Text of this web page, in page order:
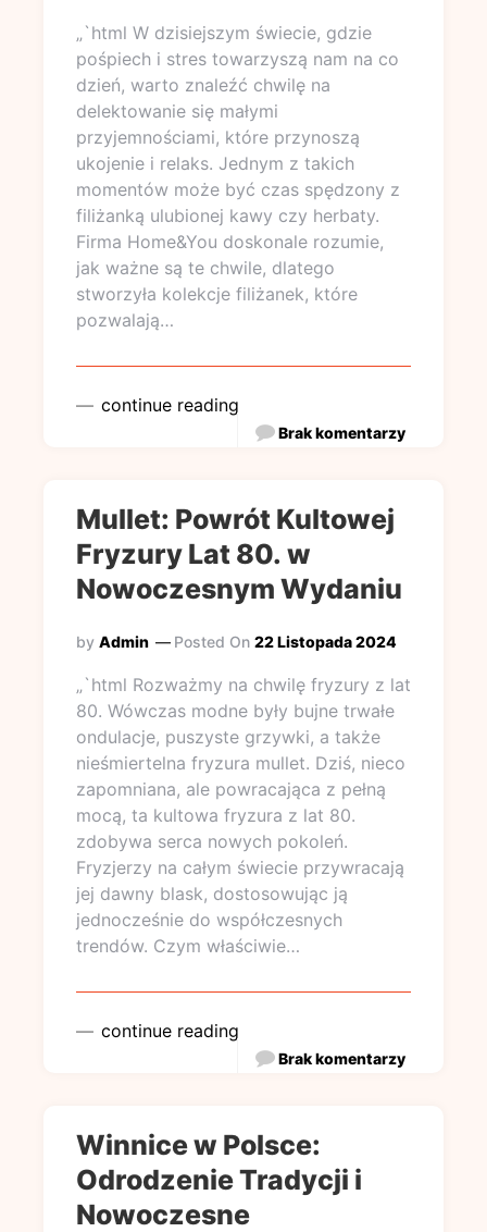
„`html W dzisiejszym świecie, gdzie
pośpiech i stres towarzyszą nam na co
dzień, warto znaleźć chwilę na
delektowanie się małymi
przyjemnościami, które przynoszą
ukojenie i relaks. Jednym z takich
momentów może być czas spędzony z
filiżanką ulubionej kawy czy herbaty.
Firma Home&You doskonale rozumie,
jak ważne są te chwile, dlatego
stworzyła kolekcje filiżanek, które
pozwalają…
continue reading
Brak komentarzy
Mullet: Powrót Kultowej
Fryzury Lat 80. w
Nowoczesnym Wydaniu
by Admin Posted On 22 Listopada 2024
„`html Rozważmy na chwilę fryzury z lat
80. Wówczas modne były bujne trwałe
ondulacje, puszyste grzywki, a także
nieśmiertelna fryzura mullet. Dziś, nieco
zapomniana, ale powracająca z pełną
mocą, ta kultowa fryzura z lat 80.
zdobywa serca nowych pokoleń.
Fryzjerzy na całym świecie przywracają
jej dawny blask, dostosowując ją
jednocześnie do współczesnych
trendów. Czym właściwie…
continue reading
Brak komentarzy
Winnice w Polsce:
Odrodzenie Tradycji i
Nowoczesne